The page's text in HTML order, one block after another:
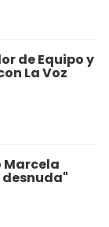
de Equipo y
La Voz
Marcela
desnuda"